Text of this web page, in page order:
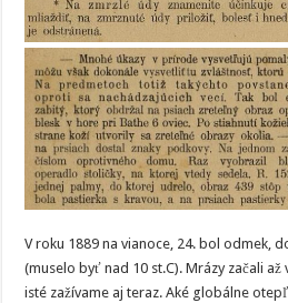
V roku 1889 na vianoce, 24. bol odmek,
(muselo byť nad 10 st.C). Mrázy začali
isté zažívame aj teraz. Aké globálne